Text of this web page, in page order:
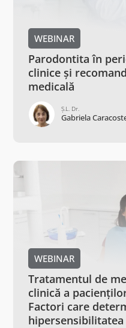
WEBINAR
Parodontita în
clinice și
medicală
Ș.L. Dr.
Gabriela
WEBINAR
Tratamentul de
clinică a
Factori care